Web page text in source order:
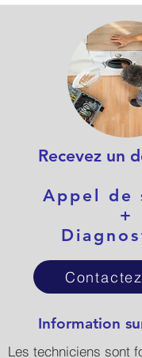
Recevez un
Appel de
+
Information
Les techniciens sont